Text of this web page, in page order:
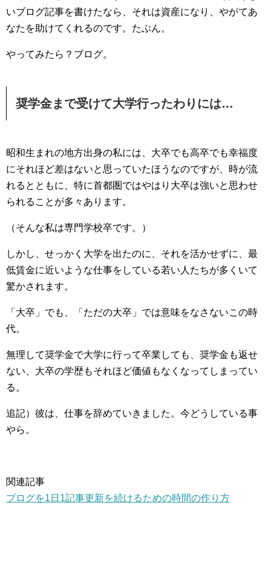
いブログ記事を書けたなら、それは資産になり、やがてあ
なたを助けてくれるのです。たぶん。
やってみたら？ブログ。
奨学金まで受けて大学行ったわりには…
昭和生まれの地方出身の私には、大卒でも高卒でも幸福度
にそれほど差はないと思っていたほうなのですが、時が流
れるとともに、特に首都圏ではやはり大卒は強いと思わせ
られることが多々あります。
（そんな私は専門学校卒です。）
しかし、せっかく大学を出たのに、それを活かせずに、最
低賃金に近いような仕事をしている若い人たちが多くいて
驚かされます。
「大卒」でも、「ただの大卒」では意味をなさないこの時
代。
無理して奨学金で大学に行って卒業しても、奨学金も返せ
ない、大卒の学歴もそれほど価値もなくなってしまってい
る。
追記）彼は、仕事を辞めていきました。今どうしている事
やら。
関連記事
ブログを1日1記事更新を続けるための時間の作り方